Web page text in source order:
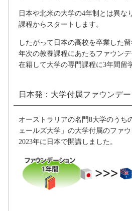
日本や北米の大学の4年制とは異な
課程からスタートします。
したがって日本の高校を卒業した
年次の教養課程にあたるファウン
在籍して大学の専門課程に3年間留
日本発：大学付属ファウンデ
オーストラリアの名門8大学のうち
ェールズ大学」の大学付属のファ
2023年に日本で開講しました。